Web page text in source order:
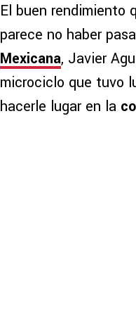
El buen rendimiento
parece no haber
Mexicana, Javier
microciclo que tuvo
hacerle lugar en la